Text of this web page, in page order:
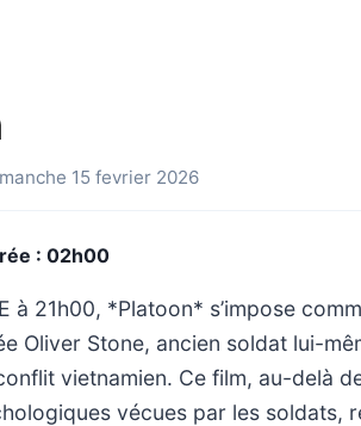
15 fevrier 2026
: 02h00
à 21h00, *Platoon* s’impose
Oliver Stone, ancien soldat lui-
vietnamien. Ce film, au-delà
vécues par les soldats,